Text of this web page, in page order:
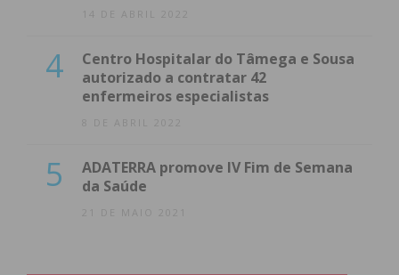
14 DE ABRIL 2022
4
Centro Hospitalar do Tâmega e Sousa
autorizado a contratar 42
enfermeiros especialistas
8 DE ABRIL 2022
5
ADATERRA promove IV Fim de Semana
da Saúde
21 DE MAIO 2021